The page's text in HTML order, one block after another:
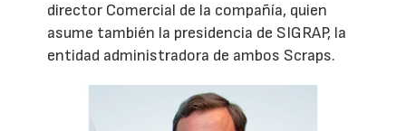
director Comercial de la compañía, quien
asume también la presidencia de SIGRAP, la
entidad administradora de ambos Scraps.